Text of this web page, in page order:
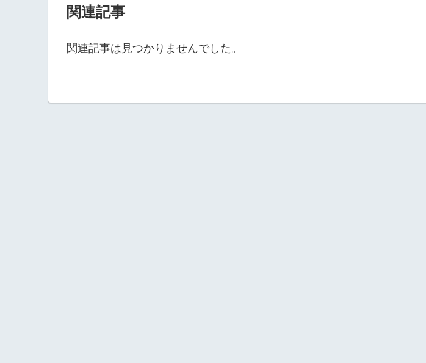
関連記事
関連記事は見つかりませんでした。